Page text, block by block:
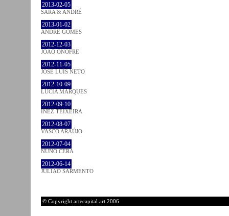
2013-02-05
SARA & ANDRÉ
2013-01-02
ANDRÉ GOMES
2012-12-03
JOÃO ONOFRE
2012-11-05
JOSÉ LUÍS NETO
2012-10-09
LÚCIA MARQUES
2012-09-10
INEZ TEIXEIRA
2012-08-07
VASCO ARAÚJO
2012-07-04
NUNO CERA
2012-06-14
JULIÃO SARMENTO
© Copyright artecapital.art 2006